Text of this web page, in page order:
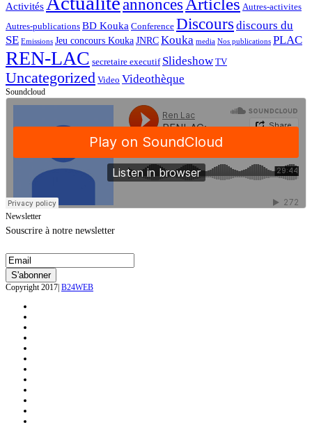
Activités annonces Articles Autres-activites
Autres-publications BD Kouka Conference Discours discours du
SE Emissions Jeu concours KoukaJNRCKouka media Nos publications PLAC
REN-LAC secretaire executif Slideshow TV
Uncategorized Video Videothèque
Soundcloud
Newsletter
Souscrire à notre newsletter
Copyright 2017| B24WEB